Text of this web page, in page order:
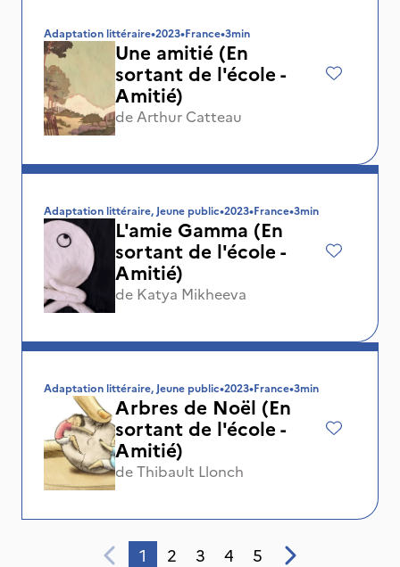
Adaptation littéraire•2023•France•3min
Une amitié (En
sortant de l'école -
Amitié)
de Arthur Catteau
Adaptation littéraire, Jeune public•2023•France•3min
L'amie Gamma (En
sortant de l'école -
Amitié)
de Katya Mikheeva
Adaptation littéraire, Jeune public•2023•France•3min
Arbres de Noël (En
sortant de l'école -
Amitié)
deThibault Llonch
1 2 3 4 5